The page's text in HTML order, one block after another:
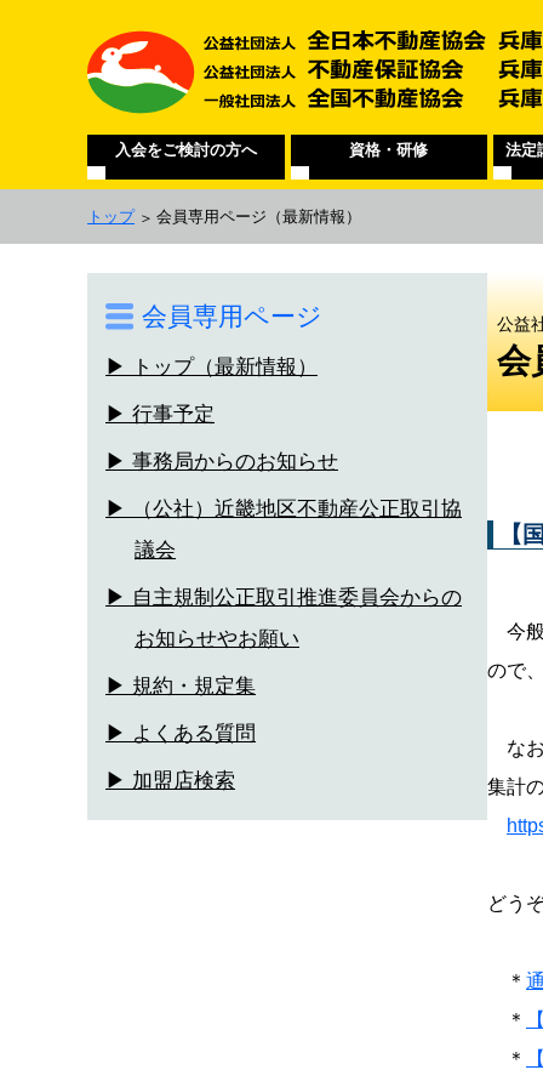
入会をご検討の方へ 資格・研修 法定
トップ 会員専用ページ （最新情報）
会員専用ページ
▶ トップ（最新情報）
▶ 行事予定
▶ 事務局からのお知らせ
▶ （公社）近畿地区不動産公正取引協
議会
▶ 自主規制公正取引推進委員会からの
お知らせやお願い
▶ 規約・規定集
▶ よくある質問
▶ 加盟店検索
公益
会
【
今般
ので
なお
集計
どう
＊
＊
＊